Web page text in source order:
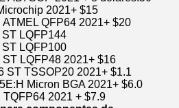
2021+ $15
QFP64 2021+ $20
LQFP144
LQFP100
LQFP48 2021+ $16
ST TSSOP20 2021+ $1.1
Micron BGA 2021+ $6.0
2021 + $7.9